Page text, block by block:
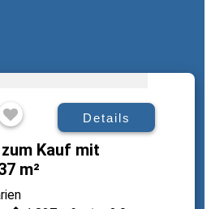
Details
Kauf mit
m²